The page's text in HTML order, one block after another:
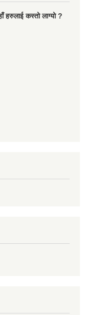
हरुलाई कस्तो लाग्यो ?